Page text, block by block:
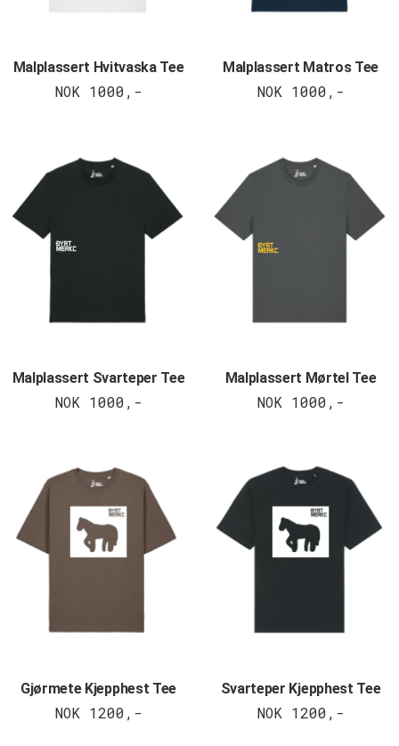
Malplassert Hvitvaska Tee
NOK 1000,-
Malplassert Matros Tee
NOK 1000,-
Malplassert Svarteper Tee
NOK 1000,-
Malplassert Mørtel Tee
NOK 1000,-
Gjørmete Kjepphest Tee
NOK 1200,-
Svarteper Kjepphest Tee
NOK 1200,-